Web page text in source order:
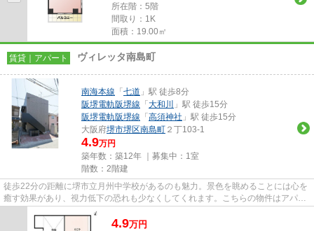
所在階：5階
間取り：1K
面積：19.00㎡
賃貸｜アパート ヴィレッタ南島町
南海本線 「 七道 」駅 徒歩8分
阪堺電軌阪堺線 「 大和川
」駅 徒歩15分
阪堺電軌阪堺線 「 高須神社 」駅 徒歩15分
大阪府堺市堺区南島町 ２丁103-1
4.9万円
築年数：築12年 ｜募集中： 1室
階数：2階建
徒歩22分の距離に堺市立月州中学校があるのも魅力。景色を眺めることには心を
癒す効果があり、視力低下の恐れも少なくしてくれます。こちらの物件はアパー
トです。自宅から2駅利用でき...
4.9万円